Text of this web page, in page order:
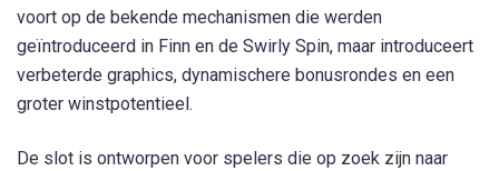
voort op de bekende mechanismen die werden
geïntroduceerd in Finn en de Swirly Spin, maar introduceert
verbeterde graphics, dynamischere bonusrondes en een
groter winstpotentieel.
De slot is ontworpen voor spelers die op zoek zijn naar